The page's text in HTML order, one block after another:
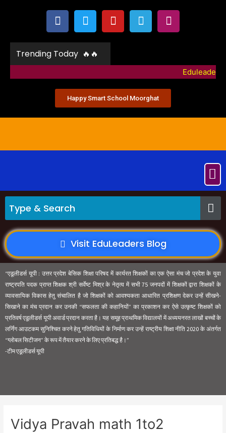
Trending Today 🔥🔥
Eduleaders Sveep Voter Awareness basti 15
Happy Smart School Moorghat
Visit EduLeaders Blog
“एडूलीडर्स यूपी : उत्तर प्रदेश बेसिक शिक्षा परिषद में कार्यरत शिक्षकों का एक ऐसा मंच जो प्रदेश के युवा
राष्ट्रपति पदक प्राप्त शिक्षक श्री सर्वेष्ट मिश्र के नेतृत्व में सभी 75 जनपदों में शिक्षकों द्वारा शिक्षकों के
व्यावसायिक विकास हेतु संचालित है जो शिक्षकों को आवश्यकता आधारित प्रशिक्षण देकर उन्हें सीखने-
सिखाने का मंच प्रदान कर उनकी “सफलता की कहानियों” का प्रकाशन कर ऐसे उत्कृष्ट शिक्षकों को
प्रतिवर्ष एडूलीडर्स यूपी अवार्ड प्रदान करता है। यह समूह प्राथमिक विद्यालयों में अध्ययनरत लाखों बच्चों के
लर्निंग आउटकम सुनिश्चित करने हेतु गतिविधियों के निर्माण कर उन्हें राष्ट्रीय शिक्षा नीति 2020 के अंतर्गत
“ग्लोबल सिटीजन” के रूप में तैयार करने के लिए प्रतिबद्ध है।”
-टीम एडूलीडर्स यूपी
Vidya Pravah math 1to2